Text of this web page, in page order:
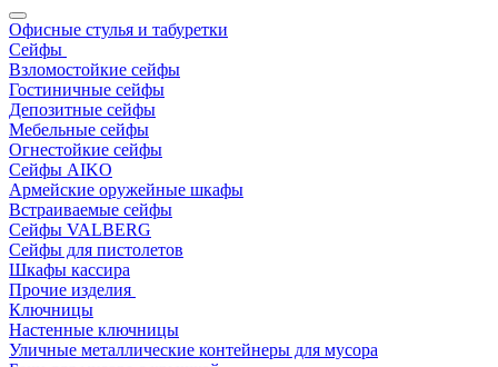
Офисные стулья и табуретки
Сейфы
Взломостойкие сейфы
Гостиничные сейфы
Депозитные сейфы
Мебельные сейфы
Огнестойкие сейфы
Сейфы AIKO
Армейские оружейные шкафы
Встраиваемые сейфы
Сейфы VALBERG
Сейфы для пистолетов
Шкафы кассира
Прочие изделия
Ключницы
Настенные ключницы
Уличные металлические контейнеры для мусора